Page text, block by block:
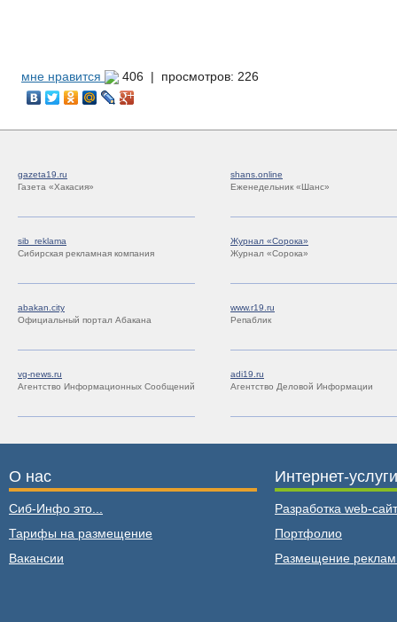
мне нравится 406 | просмотров: 226
gazeta19.ru
Газета «Хакасия»
shans.online
Еженедельник «Шанс»
sib_reklama
Сибирская рекламная компания
Журнал «Сорока»
Журнал «Сорока»
abakan.city
Официальный портал Абакана
www.r19.ru
Репаблик
vg-news.ru
Агентство Информационных Сообщений
adi19.ru
Агентство Деловой Информации
О нас
Сиб-Инфо это...
Тарифы на размещение
Вакансии
Интернет-услуги
Разработка web-
Портфолио
Размещение